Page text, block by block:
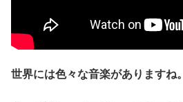
世界には色々な音楽がありますね。